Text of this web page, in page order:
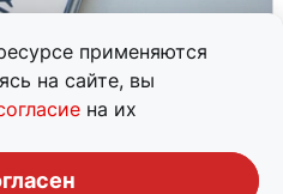
применяются
на сайте, вы
на их
в Свердловской